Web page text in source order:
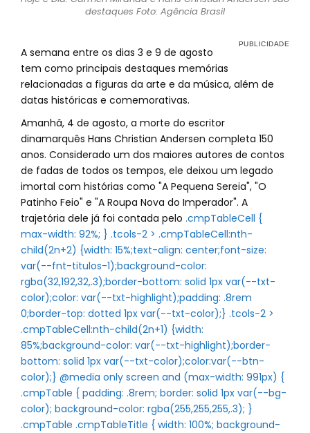
destaques Foto: Agência Brasil
A semana entre os dias 3 e 9 de agosto
tem como principais destaques memórias
relacionadas a figuras da arte e da música, além de
datas históricas e comemorativas.
Amanhã, 4 de agosto, a morte do escritor
dinamarquês Hans Christian Andersen completa 150
anos. Considerado um dos maiores autores de contos
de fadas de todos os tempos, ele deixou um legado
imortal com histórias como "A Pequena Sereia", "O
Patinho Feio" e "A Roupa Nova do Imperador". A
trajetória dele já foi contada pelo .cmpTableCell {
max-width: 92%; } .tcols-2 > .cmpTableCell:nth-
child(2n+2) {width: 15%;text-align: center;font-size:
var(--fnt-titulos-1);background-color:
rgba(32,192,32,.3);border-bottom: solid 1px var(--txt-
color);color: var(--txt-highlight);padding: .8rem
0;border-top: dotted 1px var(--txt-color);} .tcols-2 >
.cmpTableCell:nth-child(2n+1) {width:
85%;background-color: var(--txt-highlight);border-
bottom: solid 1px var(--txt-color);color:var(--btn-
color);} @media only screen and (max-width: 991px) {
.cmpTable { padding: .8rem; border: solid 1px var(--bg-
color); background-color: rgba(255,255,255,.3); }
.cmpTable .cmpTableTitle { width: 100%; background-